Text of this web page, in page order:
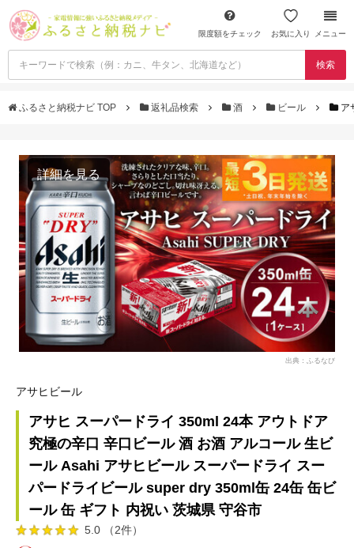
限度額をチェック お気に入り メニュー
検索
ふるさと納税ナビ TOP 返礼品検索 酒 ビール ア
詳細を見る
出典：ふるなび
アサヒビール
アサヒ スーパードライ 350ml 24本 アウトドア
究極の辛口 辛口ビール 酒 お酒 アルコール 生ビ
ール Asahi アサヒビール スーパードライ スー
パードライビール super dry 350ml缶 24缶 缶ビ
ール 缶 ギフト 内祝い 茨城県 守谷市
5.0 （2件）